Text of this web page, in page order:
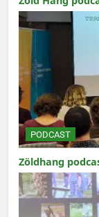
PODCAST
Zöldhang